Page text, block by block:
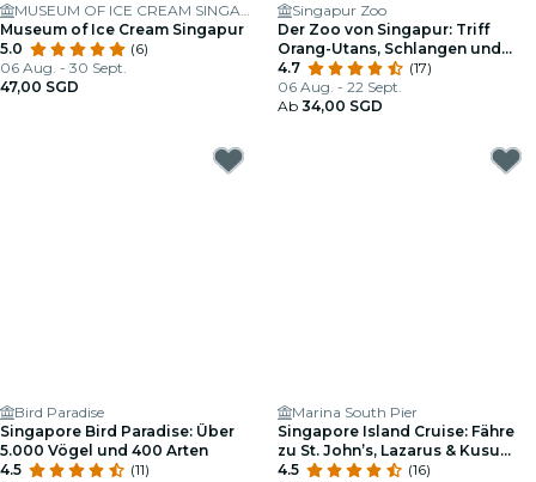
MUSEUM OF ICE CREAM SINGAPORE
Museum of Ice Cream Singapur
5.0
(6)
06 Aug. - 30 Sept.
47,00 SGD
Singapur Zoo
Der Zoo von Singapur: Triff
Orang-Utans, Schlangen und
mehr
4.7
(17)
06 Aug. - 22 Sept.
Ab 34,00 SGD
Bird Paradise
Singapore Bird Paradise: Über
5.000 Vögel und 400 Arten
4.5
(11)
Marina South Pier
Singapore Island Cruise: Fähre
zu St. John’s, Lazarus & Kusu
Inseln
4.5
(16)